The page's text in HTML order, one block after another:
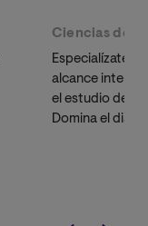
Ciencias de
Especialízate
alcance
el estudio de
Domina el